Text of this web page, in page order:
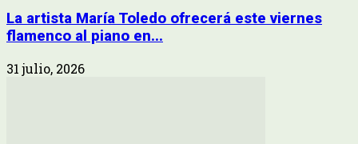
La artista María Toledo ofrecerá este viernes
flamenco al piano en...
31 julio, 2026